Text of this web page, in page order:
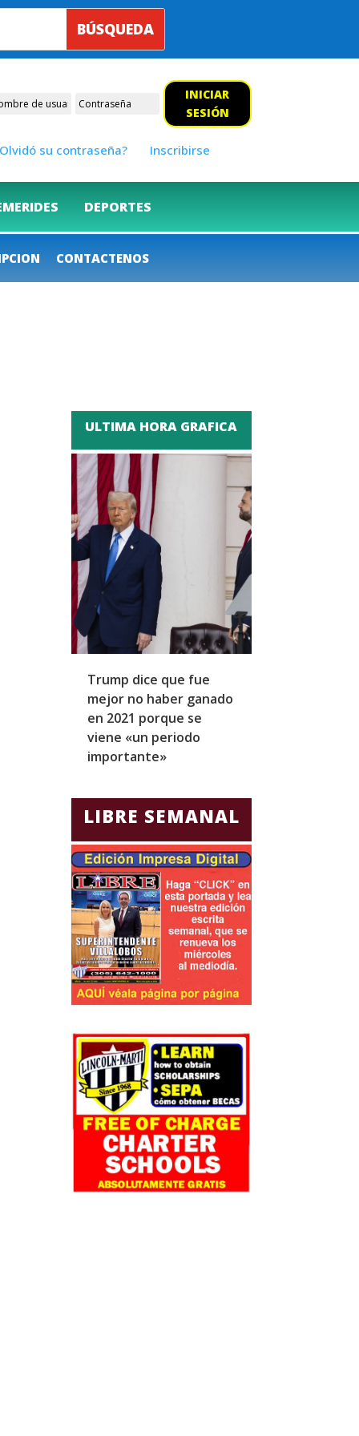
INICIAR
SESIÓN
su contraseña? Inscribirse
DEPORTES
CONTACTENOS
ULTIMA HORA GRAFICA
Trump dice que fue
mejor no haber ganado
en 2021 porque se
viene «un periodo
importante»
LIBRE SEMANAL